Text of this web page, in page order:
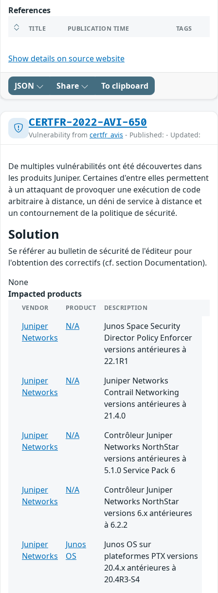
References
TITLE PUBLICATION TIME TAGS
Show details on source website
JSON Share To clipboard
CERTFR-2022-AVI-650
Vulnerability from certfr_avis - Published: - Updated:
De multiples vulnérabilités ont été découvertes dans
les produits Juniper. Certaines d'entre elles permettent
à un attaquant de provoquer une exécution de code
arbitraire à distance, un déni de service à distance et
un contournement de la politique de sécurité.
Solution
Se référer au bulletin de sécurité de l'éditeur pour
l'obtention des correctifs (cf. section Documentation).
None
Impacted products
VENDOR PRODUCT DESCRIPTION
Juniper
Networks
N/A
Junos Space Security
Director Policy Enforcer
versions antérieures à
22.1R1
Juniper
Networks
N/A
Juniper Networks
Contrail Networking
versions antérieures à
21.4.0
Juniper
Networks
N/A
Contrôleur Juniper
Networks NorthStar
versions antérieures à
5.1.0 Service Pack 6
Juniper
Networks
N/A
Contrôleur Juniper
Networks NorthStar
versions 6.x antérieures
à 6.2.2
Juniper
Networks
Junos
OS
Junos OS sur
plateformes PTX versions
20.4.x antérieures à
20.4R3-S4